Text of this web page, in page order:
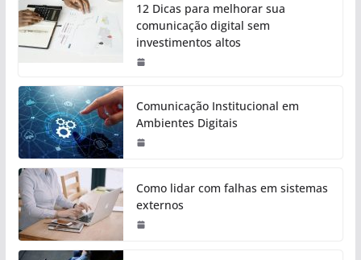
12 Dicas para melhorar sua
comunicação digital sem
investimentos altos
Comunicação Institucional em
Ambientes Digitais
Como lidar com falhas em sistemas
externos